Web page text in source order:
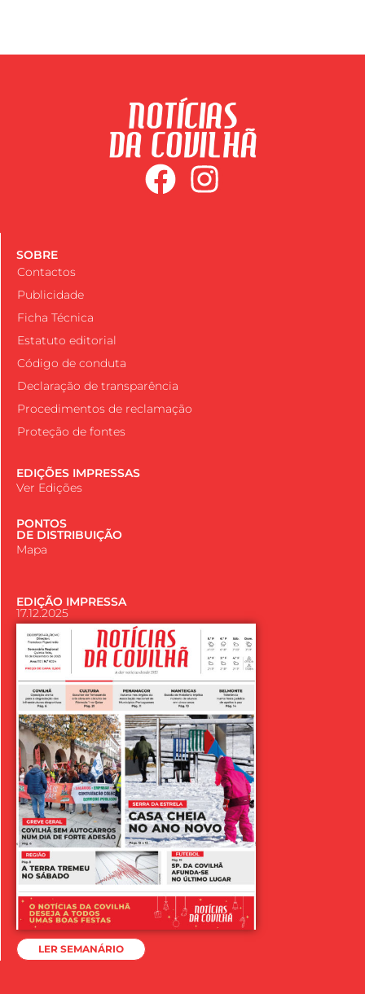
SOBRE
Contactos
Publicidade
Ficha Técnica
Estatuto editorial
Código de conduta
Declaração de transparência
Procedimentos de reclamação
Proteção de fontes
EDIÇÕES IMPRESSAS
Ver Edições
PONTOS
DE DISTRIBUIÇÃO
Mapa
EDIÇÃO IMPRESSA
17.12.2025
LER SEMANÁRIO